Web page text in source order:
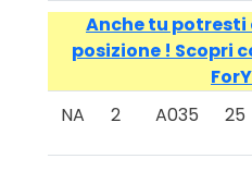
Anche tu potresti
posizione ! Scopri
NA
2 A035 25